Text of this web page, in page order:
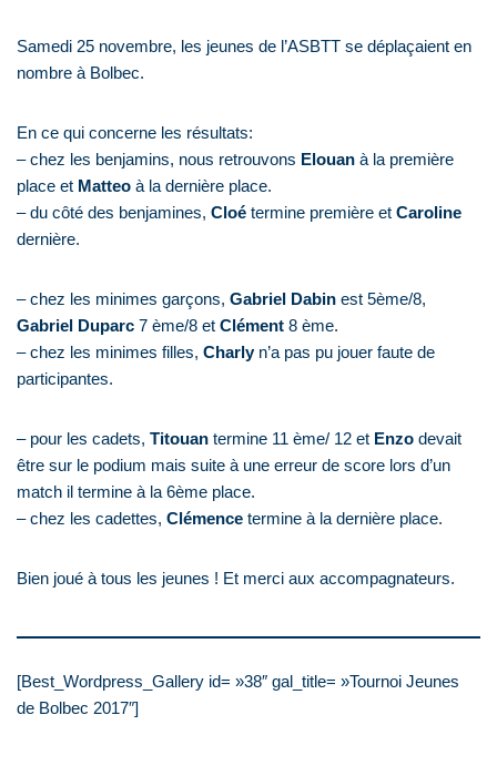
Samedi 25 novembre, les jeunes de l’ASBTT se déplaçaient en
nombre à Bolbec.
En ce qui concerne les résultats:
– chez les benjamins, nous retrouvons Elouan à la première
place et Matteo à la dernière place.
– du côté des benjamines, Cloé termine première et Caroline
dernière.
– chez les minimes garçons, Gabriel Dabin est 5ème/8,
Gabriel Duparc 7 ème/8 et Clément 8 ème.
– chez les minimes filles, Charlyn’a pas pu jouer faute de
participantes.
– pour les cadets, Titouan termine 11 ème/ 12 et Enzo devait
être sur le podium mais suite à une erreur de score lors d’un
match il termine à la 6ème place.
– chez les cadettes, Clémence termine à la dernière place.
Bien joué à tous les jeunes ! Et merci aux accompagnateurs.
[Best_Wordpress_Gallery id= »38″ gal_title= »Tournoi Jeunes
de Bolbec 2017″]